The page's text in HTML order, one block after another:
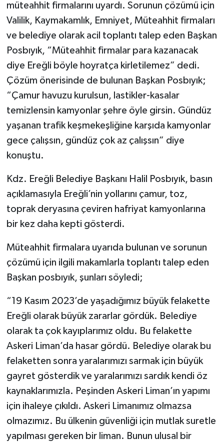
müteahhit firmalarını uyardı. Sorunun çözümü için
Valilik, Kaymakamlık, Emniyet, Müteahhit firmaları
ve belediye olarak acil toplantı talep eden Başkan
Posbıyık, “Müteahhit firmalar para kazanacak
diye Ereğli böyle hoyratça kirletilemez” dedi.
Çözüm önerisinde de bulunan Başkan Posbıyık;
“Çamur havuzu kurulsun, lastikler-kasalar
temizlensin kamyonlar şehre öyle girsin. Gündüz
yaşanan trafik keşmekeşliğine karşıda kamyonlar
gece çalışsın, gündüz çok az çalışsın” diye
konuştu.
Kdz. Ereğli Belediye Başkanı Halil Posbıyık, basın
açıklamasıyla Ereğli’nin yollarını çamur, toz,
toprak deryasına çeviren hafriyat kamyonlarına
bir kez daha kepti gösterdi.
Müteahhit firmalara uyarıda bulunan ve sorunun
çözümü için ilgili makamlarla toplantı talep eden
Başkan posbıyık, şunları söyledi;
“19 Kasım 2023’de yaşadığımız büyük felakette
Ereğli olarak büyük zararlar gördük. Belediye
olarak ta çok kayıplarımız oldu. Bu felakette
Askeri Liman’da hasar gördü. Belediye olarak bu
felaketten sonra yaralarımızı sarmak için büyük
gayret gösterdik ve yaralarımızı sardık kendi öz
kaynaklarımızla. Peşinden Askeri Liman’ın yapımı
için ihaleye çıkıldı. Askeri Limanımız olmazsa
olmazımız. Bu ülkenin güvenliği için mutlak suretle
yapılması gereken bir liman. Bunun ulusal bir